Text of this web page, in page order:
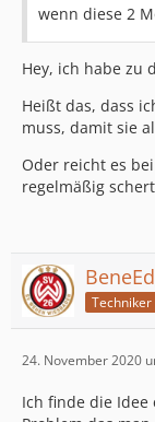
wenn diese 2
Hey, ich habe zu
Heißt das, dass
muss, damit sie
Oder reicht es
regelmäßig
Techniker
24. November 2020
Ich finde die